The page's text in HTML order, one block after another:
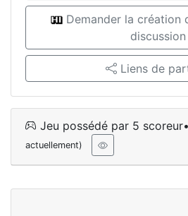
Demander la création
discussion
Liens de
Jeu possédé par 5
actuellement)